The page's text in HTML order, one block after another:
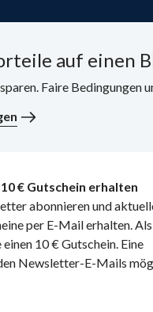
auf einen
Faire Bedingungen
€ Gutschein erhalten
abonnieren und
per E-Mail erhalten. Als
10 € Gutschein. Eine
Newsletter-E-Mails